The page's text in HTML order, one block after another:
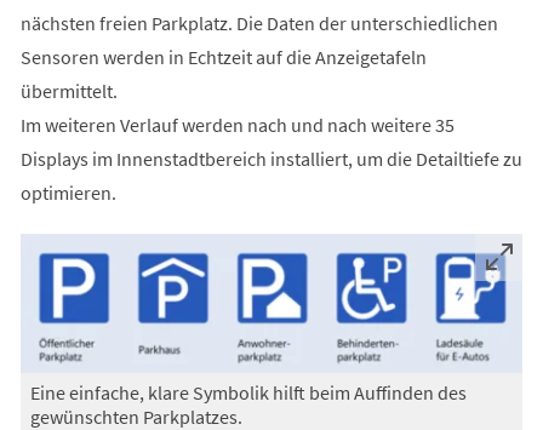
nächsten freien Parkplatz. Die Daten der unterschiedlichen
Sensoren werden in Echtzeit auf die Anzeigetafeln
übermittelt.
Im weiteren Verlauf werden nach und nach weitere 35
Displays im Innenstadtbereich installiert, um die Detailtiefe zu
optimieren.
Eine einfache, klare Symbolik hilft beim Auffinden des
gewünschten Parkplatzes.